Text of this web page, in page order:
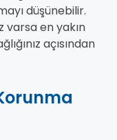
düşünebilir.
varsa en yakın
açısından